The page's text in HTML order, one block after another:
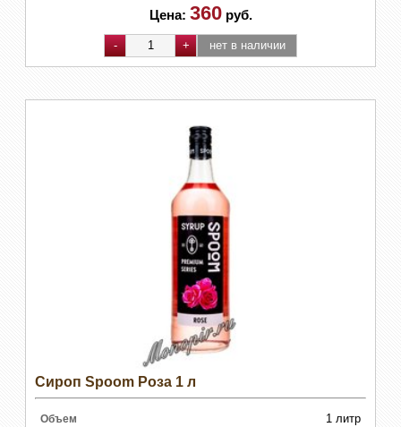
Цена: 360 руб.
Сироп Spoom Роза 1 л
Объем 1 литр